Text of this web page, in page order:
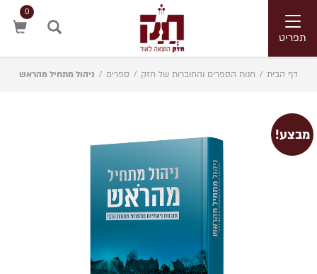
Toggle
navigationתפריט
0
דף הבית / חנות הספרים והחוברות של חזק / ספרים / ניהול מתחיל מהראש
מבצע!